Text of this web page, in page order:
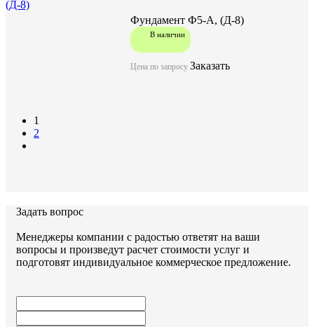
В наличии
Фундамент Ф5-А, (Д-8)
Цена по запросу Заказать
1
2
Задать вопрос
Менеджеры компании с радостью ответят на ваши
вопросы и произведут расчет стоимости услуг и
подготовят индивидуальное коммерческое предложение.